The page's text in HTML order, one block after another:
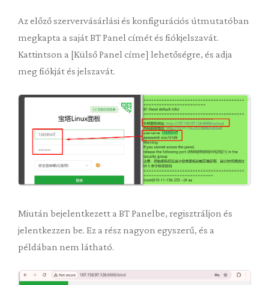
Az előző szervervásárlási és konfigurációs útmutatóban
megkapta a saját BT Panel címét és fiókjelszavát.
Kattintson a [Külső Panel címe] lehetőségre, és adja
meg fiókját és jelszavát.
Miután bejelentkezett a BT Panelbe, regisztráljon és
jelentkezzen be. Ez a rész nagyon egyszerű, és a
példában nem látható.